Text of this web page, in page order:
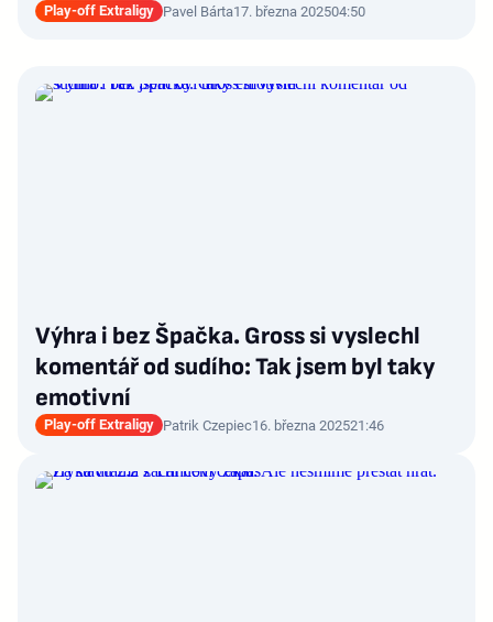
Play-off Extraligy Pavel Bárta17. března 202504:50
Výhra i bez Špačka. Gross si vyslechl
komentář od sudího: Tak jsem byl taky
emotivní
Play-off Extraligy Patrik Czepiec16. března 202521:46